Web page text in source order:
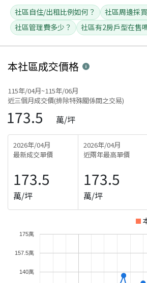
社區自住/出租比例如何？
社區周邊採
社區管理費多少？
社區有2房戶型在售
本社區成交價格
115年/04月~115年/06月
近三個月成交價(排除特殊關係間之交易)
173.5 萬/坪
2026年/04月
最新成交單價
173.5
萬/坪
2026年/04月
近兩年最高單價
173.5
萬/坪
140萬
157.5萬
175萬